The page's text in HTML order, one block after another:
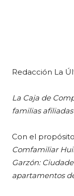
Redacción La
La Caja de
familias
Con el
Comfamiliar
Garzón:
apartamentos